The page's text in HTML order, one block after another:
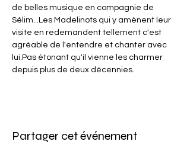
de belles musique en compagnie de
Sélim...Les Madelinots qui y amènent leur
visite en redemandent tellement c'est
agréable de l'entendre et chanter avec
lui.Pas étonant qu'il vienne les charmer
depuis plus de deux décennies.
Partager cet événement